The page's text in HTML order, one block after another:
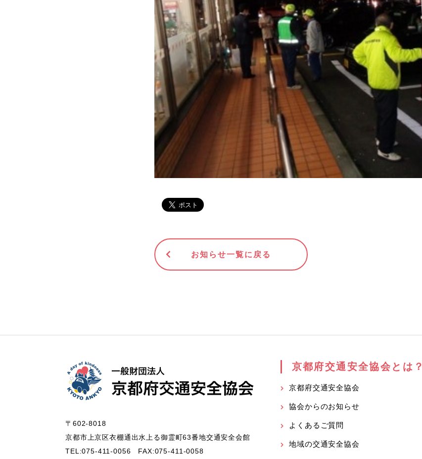
お知らせ一覧に戻る
〒602-8018
京都市上京区衣棚通出水上る御霊町63番地交通安全会館
TEL:075-411-0056 FAX:075-411-0058
京都府交通安全協会とは？
京都府交通安全協会
協会からのお知らせ
よくあるご質問
地域の交通安全協会